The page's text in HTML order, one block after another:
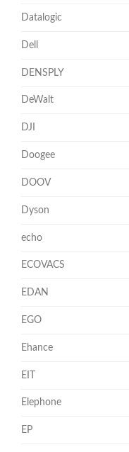
Datalogic
Dell
DENSPLY
DeWalt
DJI
Doogee
DOOV
Dyson
echo
ECOVACS
EDAN
EGO
Ehance
EIT
Elephone
EP